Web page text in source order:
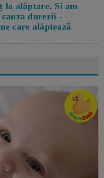
la alăptare. Si am
cauza durerii -
care alăptează